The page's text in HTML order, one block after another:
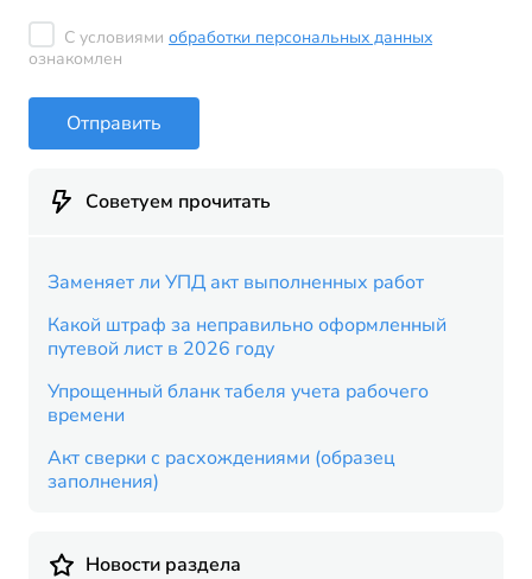
С условиями обработки персональных данных
ознакомлен
Отправить
Советуем прочитать
Заменяет ли УПД акт выполненных работ
Какой штраф за неправильно оформленный
путевой лист в 2026 году
Упрощенный бланк табеля учета рабочего
времени
Акт сверки с расхождениями (образец
заполнения)
Новости раздела